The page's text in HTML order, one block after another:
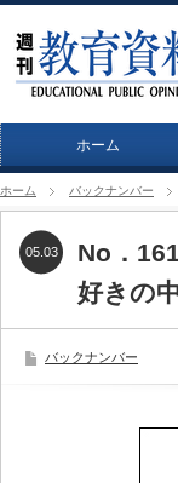
ホーム
ホーム バックナンバー
No．
好きの
05.03
バックナンバー